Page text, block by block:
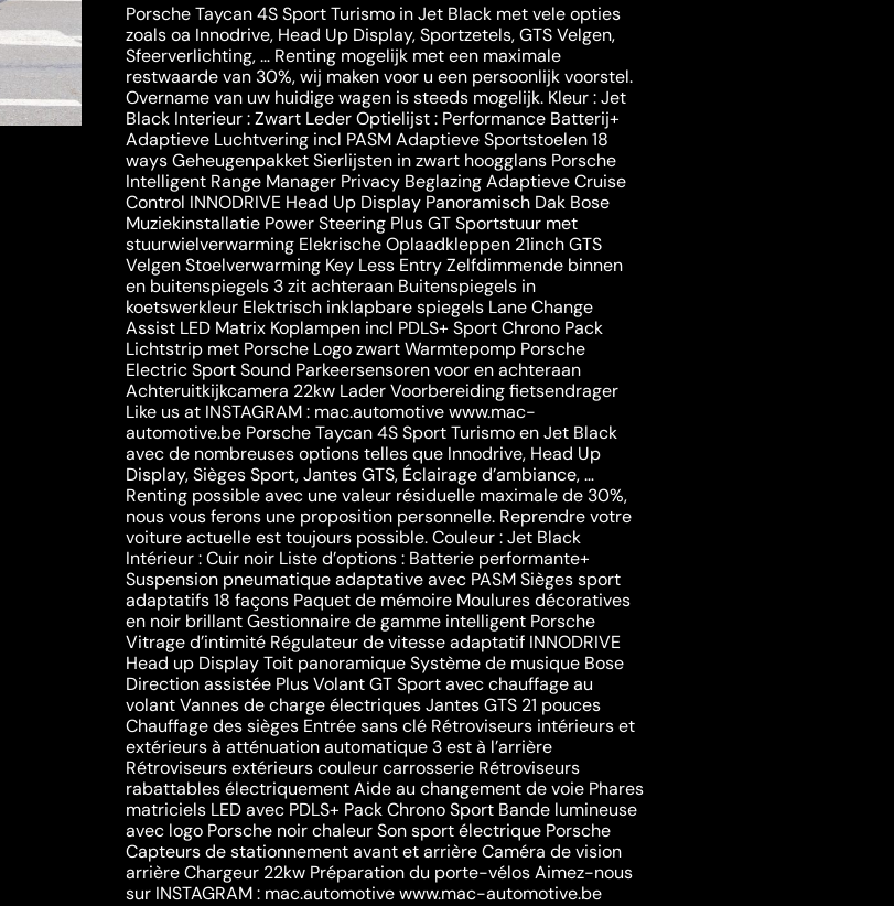
Porsche Taycan 4S Sport Turismo in Jet Black met vele opties
zoals oa Innodrive, Head Up Display, Sportzetels, GTS Velgen,
Sfeerverlichting, … Renting mogelijk met een maximale
restwaarde van 30%, wij maken voor u een persoonlijk voorstel.
Overname van uw huidige wagen is steeds mogelijk. Kleur : Jet
Black Interieur : Zwart Leder Optielijst : Performance Batterij+
Adaptieve Luchtvering incl PASM Adaptieve Sportstoelen 18
ways Geheugenpakket Sierlijsten in zwart hoogglans Porsche
Intelligent Range Manager Privacy Beglazing Adaptieve Cruise
Control INNODRIVE Head Up Display Panoramisch Dak Bose
Muziekinstallatie Power Steering Plus GT Sportstuur met
stuurwielverwarming Elekrische Oplaadkleppen 21inch GTS
Velgen Stoelverwarming Key Less Entry Zelfdimmende binnen
en buitenspiegels 3 zit achteraan Buitenspiegels in
koetswerkleur Elektrisch inklapbare spiegels Lane Change
Assist LED Matrix Koplampen incl PDLS+ Sport Chrono Pack
Lichtstrip met Porsche Logo zwart Warmtepomp Porsche
Electric Sport Sound Parkeersensoren voor en achteraan
Achteruitkijkcamera 22kw Lader Voorbereiding fietsendrager
Like us at INSTAGRAM : mac.automotive www.mac-
automotive.be Porsche Taycan 4S Sport Turismo en Jet Black
avec de nombreuses options telles que Innodrive, Head Up
Display, Sièges Sport, Jantes GTS, Éclairage d’ambiance, …
Renting possible avec une valeur résiduelle maximale de 30%,
nous vous ferons une proposition personnelle. Reprendre votre
voiture actuelle est toujours possible. Couleur : Jet Black
Intérieur : Cuir noir Liste d’options : Batterie performante+
Suspension pneumatique adaptative avec PASM Sièges sport
adaptatifs 18 façons Paquet de mémoire Moulures décoratives
en noir brillant Gestionnaire de gamme intelligent Porsche
Vitrage d’intimité Régulateur de vitesse adaptatif INNODRIVE
Head up Display Toit panoramique Système de musique Bose
Direction assistée Plus Volant GT Sport avec chauffage au
volant Vannes de charge électriques Jantes GTS 21 pouces
Chauffage des sièges Entrée sans clé Rétroviseurs intérieurs et
extérieurs à atténuation automatique 3 est à l’arrière
Rétroviseurs extérieurs couleur carrosserie Rétroviseurs
rabattables électriquement Aide au changement de voie Phares
matriciels LED avec PDLS+ Pack Chrono Sport Bande lumineuse
avec logo Porsche noir chaleur Son sport électrique Porsche
Capteurs de stationnement avant et arrière Caméra de vision
arrière Chargeur 22kw Préparation du porte-vélos Aimez-nous
sur INSTAGRAM : mac.automotive www.mac-automotive.be